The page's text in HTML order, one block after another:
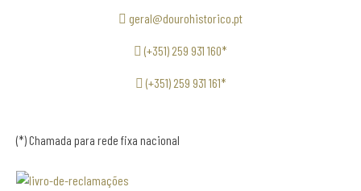
geral@dourohistorico.pt
(+351) 259 931 160*
(+351) 259 931 161*
(*) Chamada para rede fixa nacional